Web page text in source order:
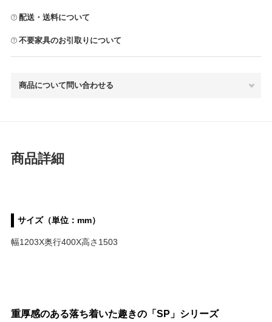
配送・送料について
不要家具のお引取りについて
商品について問い合わせる
商品詳細
サイズ（単位：mm）
幅1203X奥行400X高さ1503
重厚感のある落ち着いた趣きの「SP」シリーズ